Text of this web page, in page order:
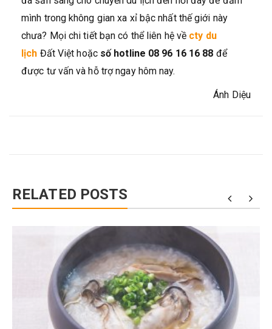
mình trong không gian xa xỉ bậc nhất thế giới này
chưa? Mọi chi tiết bạn có thể liên hệ về cty du
lịch Đất Việt hoặc số hotline 08 96 16 16 88 để
được tư vấn và hỗ trợ ngay hôm nay.
Ánh Diệu
RELATED POSTS